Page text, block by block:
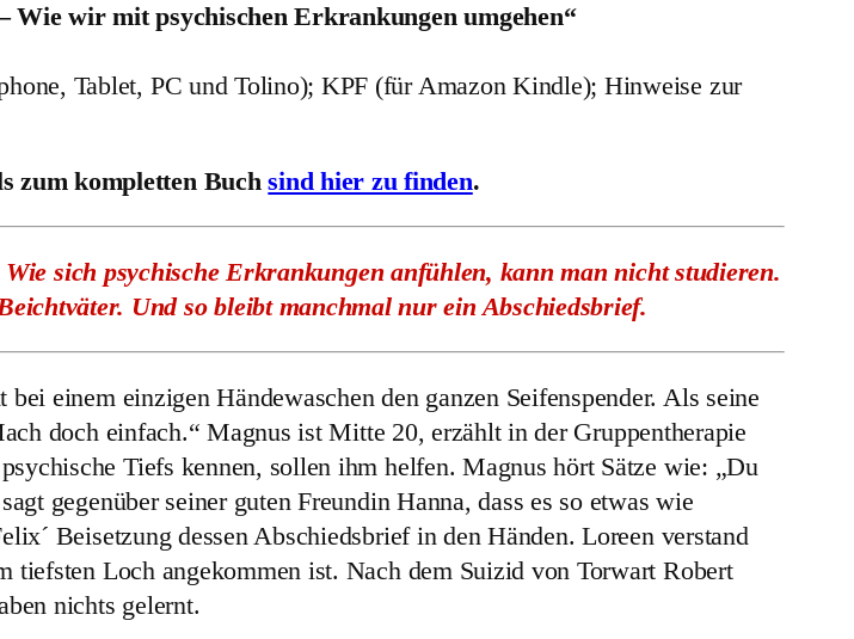
wir mit psychischen Erkrankungen umgehen“
Tablet, PC und Tolino); KPF (für Amazon Kindle); Hinweise zur
zum kompletten Buchsind hier zu finden.
sich psychische Erkrankungen anfühlen, kann man nicht studieren.
Und so bleibt manchmal nur ein Abschiedsbrief.
einem einzigen Händewaschen den ganzen Seifenspender. Als seine
doch einfach.“ Magnus ist Mitte 20, erzählt in der Gruppentherapie
Tiefs kennen, sollen ihm helfen. Magnus hört Sätze wie: „Du
gegenüber seiner guten Freundin Hanna, dass es so etwas wie
Beisetzung dessen Abschiedsbrief in den Händen. Loreen verstand
Loch angekommen ist. Nach dem Suizid von Torwart Robert
nichts gelernt.